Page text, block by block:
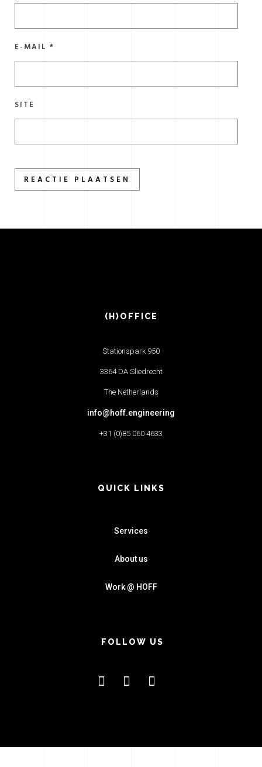
E-MAIL *
SITE
(H)OFFICE
Stationspark 950
3364 DA Sliedrecht
The Netherlands
info@hoff.engineering
+31 (0)85 060 4633
QUICK LINKS
Services
About us
Work @ HOFF
FOLLOW US